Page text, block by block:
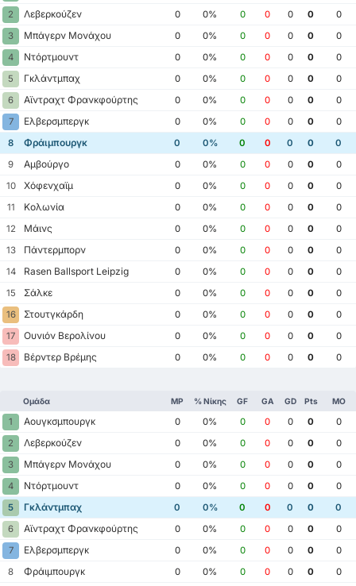
2
Λεβερκούζεν 0 0% 0 0 0 0
0
3
Μπάγερν Μονάχου 0 0% 0 0 0 0
0
4
Ντόρτμουντ 0 0% 0 0 0 0
0
5
Γκλάντμπαχ 0 0% 0 0 0 0
0
6
Αϊντραχτ Φρανκφούρτης 0 0% 0 0 0 0
0
7
Ελβερσμπεργκ 0 0% 0 0 0 0
0
8
Φράιμπουργκ 0 0% 0 0 0 0
0
9
Αμβούργο 0 0% 0 0 0 0
0
10
Χόφενχαϊμ 0 0% 0 0 0 0
0
11
Κολωνία 0 0% 0 0 0 0
0
12
Μάινς 0 0% 0 0 0 0
0
13
Πάντερμπορν 0 0% 0 0 0 0
0
14
Rasen Ballsport Leipzig 0 0% 0 0 0 0
0
15
Σάλκε 0 0% 0 0 0 0
0
16
Στουτγκάρδη 0 0% 0 0 0 0
0
17
Ουνιόν Βερολίνου 0 0% 0 0 0 0
0
18
Βέρντερ Βρέμης 0 0% 0 0 0 0 0
Ομάδα MP % Νίκης GF GA GD Pts ΜΟ
1 Αουγκσμπουργκ 0 0% 0 0 0 0
0
2
Λεβερκούζεν 0 0% 0 0 0 0
0
3
Μπάγερν Μονάχου 0 0% 0 0 0 0
0
4
Ντόρτμουντ 0 0% 0 0 0 0
0
5
Γκλάντμπαχ 0 0% 0 0 0 0
0
6
Αϊντραχτ Φρανκφούρτης 0 0% 0 0 0 0
0
7
Ελβερσμπεργκ 0 0% 0 0 0 0
0
8
Φράιμπουργκ 0 0% 0 0 0 0
0